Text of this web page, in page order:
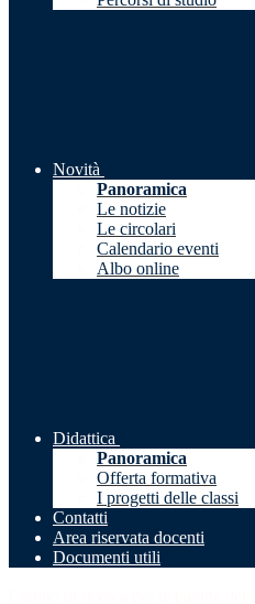
Novità
Panoramica
Le notizie
Le circolari
Calendario eventi
Albo online
Didattica
Panoramica
Offerta formativa
I progetti delle classi
Contatti
Area riservata docenti
Documenti utili